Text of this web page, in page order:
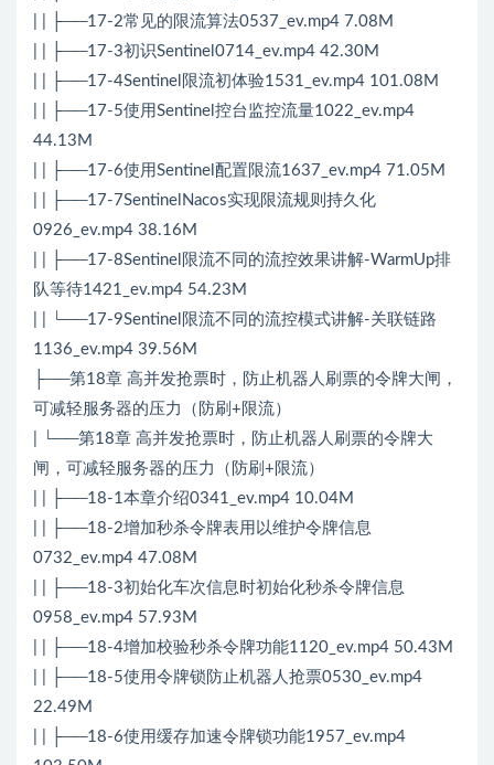
| | ├──17-2常见的限流算法0537_ev.mp4 7.08M
| | ├──17-3初识Sentinel0714_ev.mp4 42.30M
| | ├──17-4Sentinel限流初体验1531_ev.mp4 101.08M
| | ├──17-5使用Sentinel控台监控流量1022_ev.mp4
44.13M
| | ├──17-6使用Sentinel配置限流1637_ev.mp4 71.05M
| | ├──17-7SentinelNacos实现限流规则持久化
0926_ev.mp4 38.16M
| | ├──17-8Sentinel限流不同的流控效果讲解-WarmUp排
队等待1421_ev.mp4 54.23M
| | └──17-9Sentinel限流不同的流控模式讲解-关联链路
1136_ev.mp4 39.56M
├──第18章 高并发抢票时，防止机器人刷票的令牌大闸，
可减轻服务器的压力（防刷+限流）
| └──第18章 高并发抢票时，防止机器人刷票的令牌大
闸，可减轻服务器的压力（防刷+限流）
| | ├──18-1本章介绍0341_ev.mp4 10.04M
| | ├──18-2增加秒杀令牌表用以维护令牌信息
0732_ev.mp4 47.08M
| | ├──18-3初始化车次信息时初始化秒杀令牌信息
0958_ev.mp4 57.93M
| | ├──18-4增加校验秒杀令牌功能1120_ev.mp4 50.43M
| | ├──18-5使用令牌锁防止机器人抢票0530_ev.mp4
22.49M
| | ├──18-6使用缓存加速令牌锁功能1957_ev.mp4